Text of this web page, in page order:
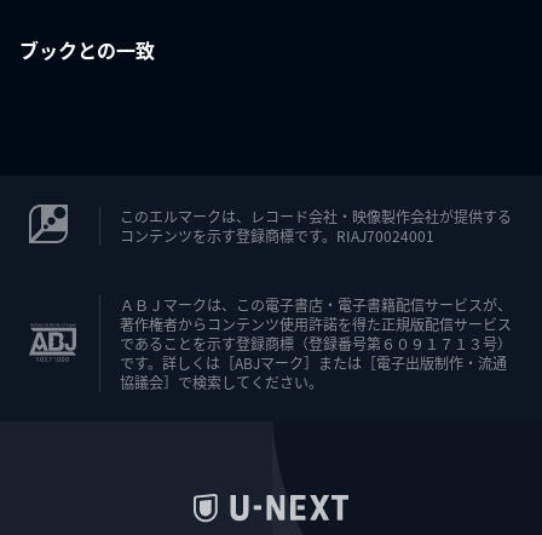
ブックとの一致
このエルマークは、レコード会社・映像製作会社が提供する
コンテンツを示す登録商標です。RIAJ70024001
ＡＢＪマークは、この電子書店・電子書籍配信サービスが、
著作権者からコンテンツ使用許諾を得た正規版配信サービス
であることを示す登録商標（登録番号第６０９１７１３号）
です。詳しくは［ABJマーク］または［電子出版制作・流通
協議会］で検索してください。